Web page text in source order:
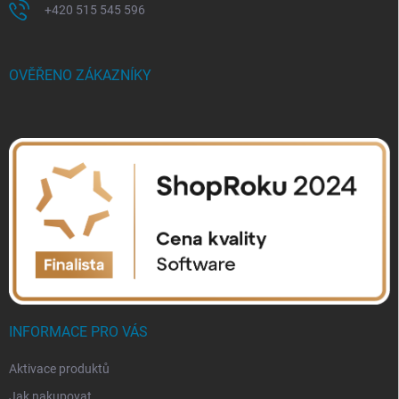
+420 515 545 596
OVĚŘENO ZÁKAZNÍKY
INFORMACE PRO VÁS
Aktivace produktů